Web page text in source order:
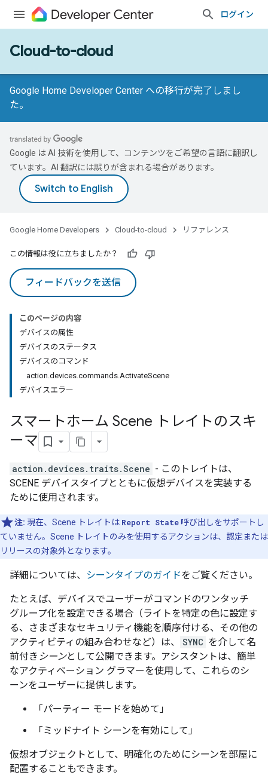
ログイン
Cloud-to-cloud
Google Home Developer Center への移行が完了しまし
た。
Google は AI 技術を使用して、コンテンツをご希望の言語に翻訳し
ています。AI 翻訳には誤りが含まれる場合があります。
Google Home Developers Cloud-to-cloud リファレンス
この情報は役に立ちましたか？
フィードバックを送信
このページの内容
デバイスの属性
デバイスのステータス
デバイスのコマンド
action.devices.commands.ActivateScene
デバイスエラー
スマートホーム Scene トレイトのスキ
ーマ
action.devices.traits.Scene - このトレイトは、
SCENE デバイスタイプとともに仮想デバイスを実装する
ために使用されます。
注: 現在、Scene トレイトは Report State呼び出しをサポートし
ていません。Scene トレイトのみを使用するアクションは、認定または
リリースの対象外となります。
詳細については、 シーンタイプのガイドをご覧ください。
たとえば、デバイスでユーザーがコマンドのワンタッチ
グループ化を設定できる場合（ライトを特定の色に設定す
る、さまざまなセキュリティ機能を順序付ける、その他の
アクティビティの組み合わせなど）は、
SYNC を介して名
前付き シーンとして公開できます。アシスタントは、簡単
なアクティベーション グラマーを使用して、これらのシ
ーンをユーザーに提供します。
「パーティー モードを始めて」
「ミッドナイト シーンを有効にして」
仮想オブジェクトとして、明確化のためにシーンを部屋に
配置することもできます。